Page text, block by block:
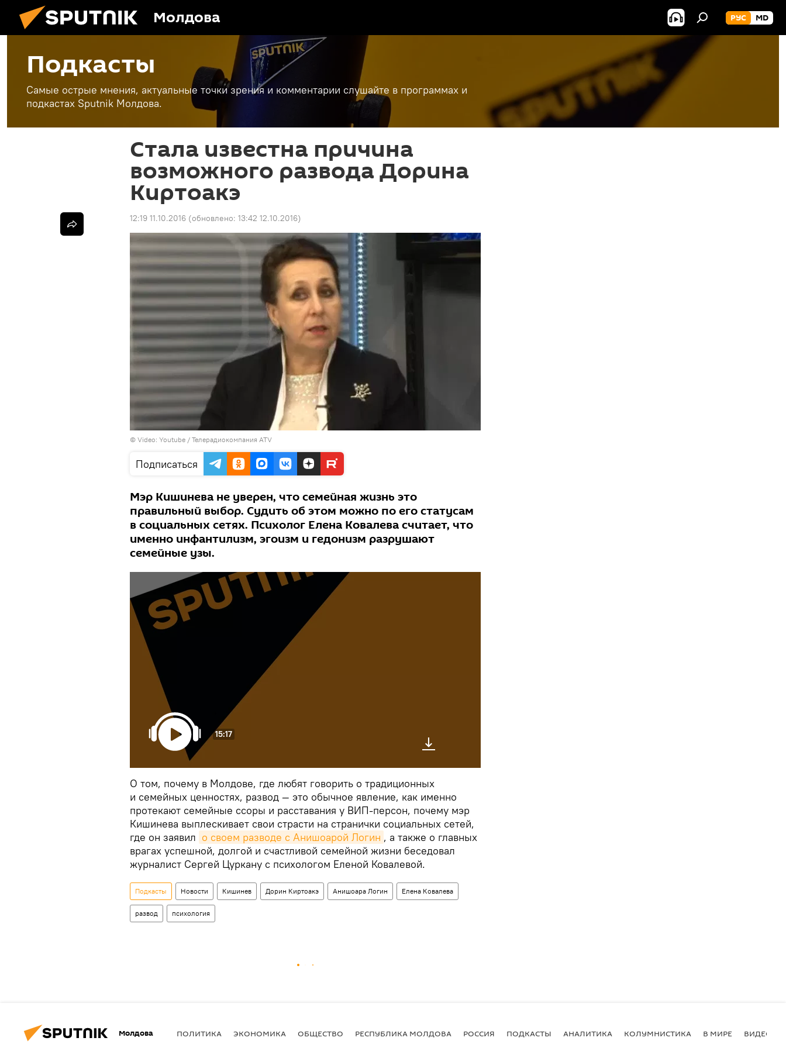
Молдова РУС MD
Подкасты
Самые острые мнения, актуальные точки зрения и комментарии слушайте в программах и
подкастах Sputnik Молдова.
Стала известна причина
возможного развода Дорина
Киртоакэ
12:19 11.10.2016 (обновлено: 13:42 12.10.2016)
© Video: Youtube / Телерадиокомпания ATV
Подписаться
Мэр Кишинева не уверен, что семейная жизнь это
правильный выбор. Судить об этом можно по его статусам
в социальных сетях. Психолог Елена Ковалева считает, что
именно инфантилизм, эгоизм и гедонизм разрушают
семейные узы.
15:17
О том, почему в Молдове, где любят говорить о традиционных
и семейных ценностях, развод — это обычное явление, как именно
протекают семейные ссоры и расставания у ВИП-персон, почему мэр
Кишинева выплескивает свои страсти на странички социальных сетей,
где он заявил о своем разводе с Анишоарой Логин , а также о главных
врагах успешной, долгой и счастливой семейной жизни беседовал
журналист Сергей Цуркану с психологом Еленой Ковалевой.
Подкасты Новости Кишинев Дорин Киртоакэ Анишоара Логин Елена Ковалева
развод психология
Молдова ПОЛИТИКА ЭКОНОМИКА ОБЩЕСТВО РЕСПУБЛИКА МОЛДОВА РОССИЯ ПОДКАСТЫ АНАЛИТИКА КОЛУМНИСТИКА В МИРЕ ВИДЕО